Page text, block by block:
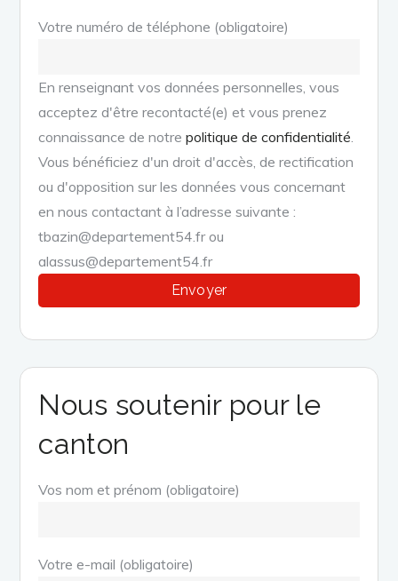
Votre numéro de téléphone (obligatoire)
En renseignant vos données personnelles, vous
acceptez d'être recontacté(e) et vous prenez
connaissance de notrepolitique de confidentialité
Vous bénéficiez d'un droit d'accès, de rectification
ou d'opposition sur les données vous concernant
en nous contactant à l’adresse suivante :
tbazin@departement54.fr ou
alassus@departement54.fr
Nous soutenir pour le
canton
Vos nom et prénom (obligatoire)
Votre e-mail (obligatoire)